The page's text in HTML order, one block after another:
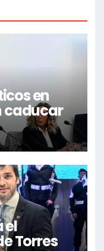
en
caducar
el
Torres